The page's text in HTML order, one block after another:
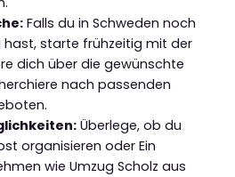
Falls du in Schweden noch
hast, starte frühzeitig mit der
dich über die gewünschte
nach passenden
Überlege, ob du
organisieren oder Ein
wie Umzug Scholz aus